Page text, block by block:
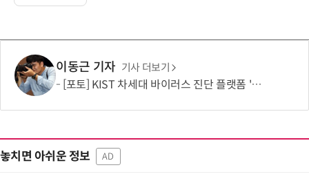
이동근 기자 기사 더보기
[포토] KIST 차세대 바이러스 진단 플랫폼 '퓨전 어세이' 개발
놓치면 아쉬운 정보 AD